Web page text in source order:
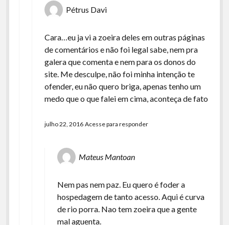
Pétrus Davi
Cara…eu ja vi a zoeira deles em outras páginas
de comentários e não foi legal sabe, nem pra
galera que comenta e nem para os donos do
site. Me desculpe, não foi minha intenção te
ofender, eu não quero briga, apenas tenho um
medo que o que falei em cima, aconteça de fato
julho 22, 2016 Acesse para responder
Mateus Mantoan
Nem pas nem paz. Eu quero é foder a
hospedagem de tanto acesso. Aqui é curva
de rio porra. Nao tem zoeira que a gente
mal aguenta.